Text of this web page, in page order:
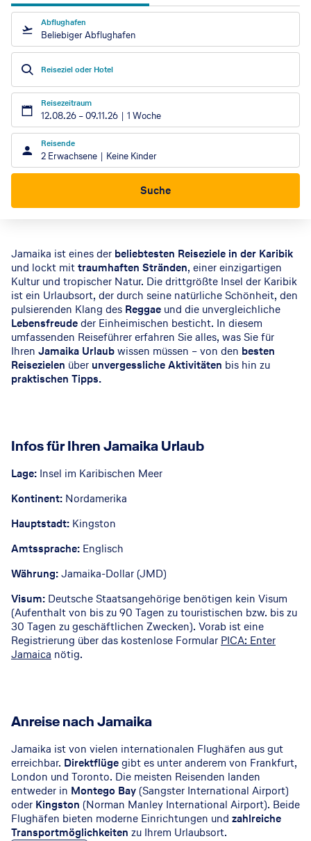
Abflughafen
Beliebiger Abflughafen
Reiseziel oder Hotel
Reisezeitraum
12.08.26 –09.11.26 1 Woche
Reisende
2 Erwachsene Keine Kinder
Suche
Jamaika ist eines der beliebtesten Reiseziele in der Karibik
und lockt mittraumhaften Stränden, einer einzigartigen
Kultur und tropischer Natur. Die drittgrößte Insel der Karibik
ist ein Urlaubsort, der durch seine natürliche Schönheit, den
pulsierenden Klang des Reggae und die unvergleichliche
Lebensfreudeder Einheimischen besticht. In diesem
umfassenden Reiseführer erfahren Sie alles, was Sie für
Ihren Jamaika Urlaubwissen müssen – von den besten
Reisezielen über unvergessliche Aktivitäten bis hin zu
praktischen Tipps.
Infos für Ihren Jamaika Urlaub
Lage: Insel im Karibischen Meer
Kontinent: Nordamerika
Hauptstadt: Kingston
Amtssprache: Englisch
Währung:Jamaika-Dollar (JMD)
Visum: Deutsche Staatsangehörige benötigen kein Visum
(Aufenthalt von bis zu 90 Tagen zu touristischen bzw. bis zu
30 Tagen zu geschäftlichen Zwecken). Vorab ist eine
Registrierung über das kostenlose Formular PICA: Enter
Jamaica nötig.
Anreise nach Jamaika
Jamaika ist von vielen internationalen Flughäfen aus gut
erreichbar. Direktflügegibt es unter anderem von Frankfurt,
London und Toronto. Die meisten Reisenden landen
entweder in Montego Bay (Sangster International Airport)
oder Kingston (Norman Manley International Airport). Beide
Flughäfen bieten moderne Einrichtungen und zahlreiche
Transportmöglichkeiten zu Ihrem Urlaubsort.